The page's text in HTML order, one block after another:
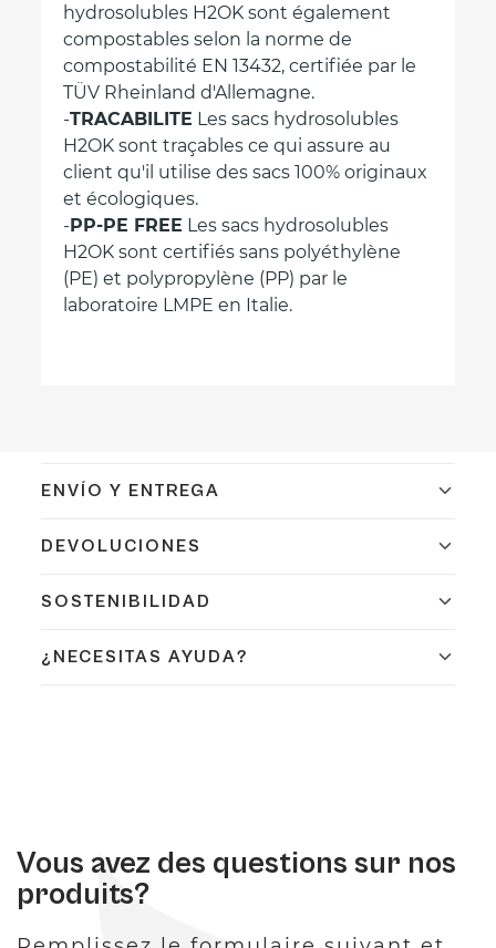
hydrosolubles H2OK sont également
compostables selon la norme de
compostabilité EN 13432, certifiée par le
TÜV Rheinland d'Allemagne.
-TRACABILITE Les sacs hydrosolubles
H2OK sont traçables ce qui assure au
client qu'il utilise des sacs 100% originaux
et écologiques.
-PP-PE FREE Les sacs hydrosolubles
H2OK sont certifiés sans polyéthylène
(PE) et polypropylène (PP) par le
laboratoire LMPE en Italie.
ENVÍO Y ENTREGA
con DHL. Portes gratis a pie de calle mediante
laborables.
DEVOLUCIONES
pedido. El producto debe estar en las mismas
realizará en un máximo de 14 días naturales.
SOSTENIBILIDAD
biodegradables y compostables. Adaptamos nuestra
¿NECESITAS AYUDA?
Vous avez des questions sur nos
produits?